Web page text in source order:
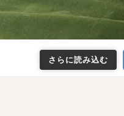
さらに読み込む